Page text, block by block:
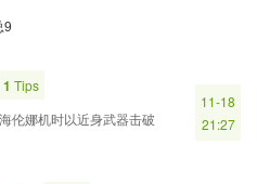
9
1 Tips
伦娜机时以近身武器击破
11-18
21:27